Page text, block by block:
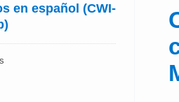
en español (CWI-